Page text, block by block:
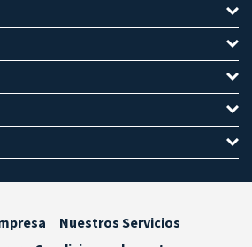
Nuestros Servicios